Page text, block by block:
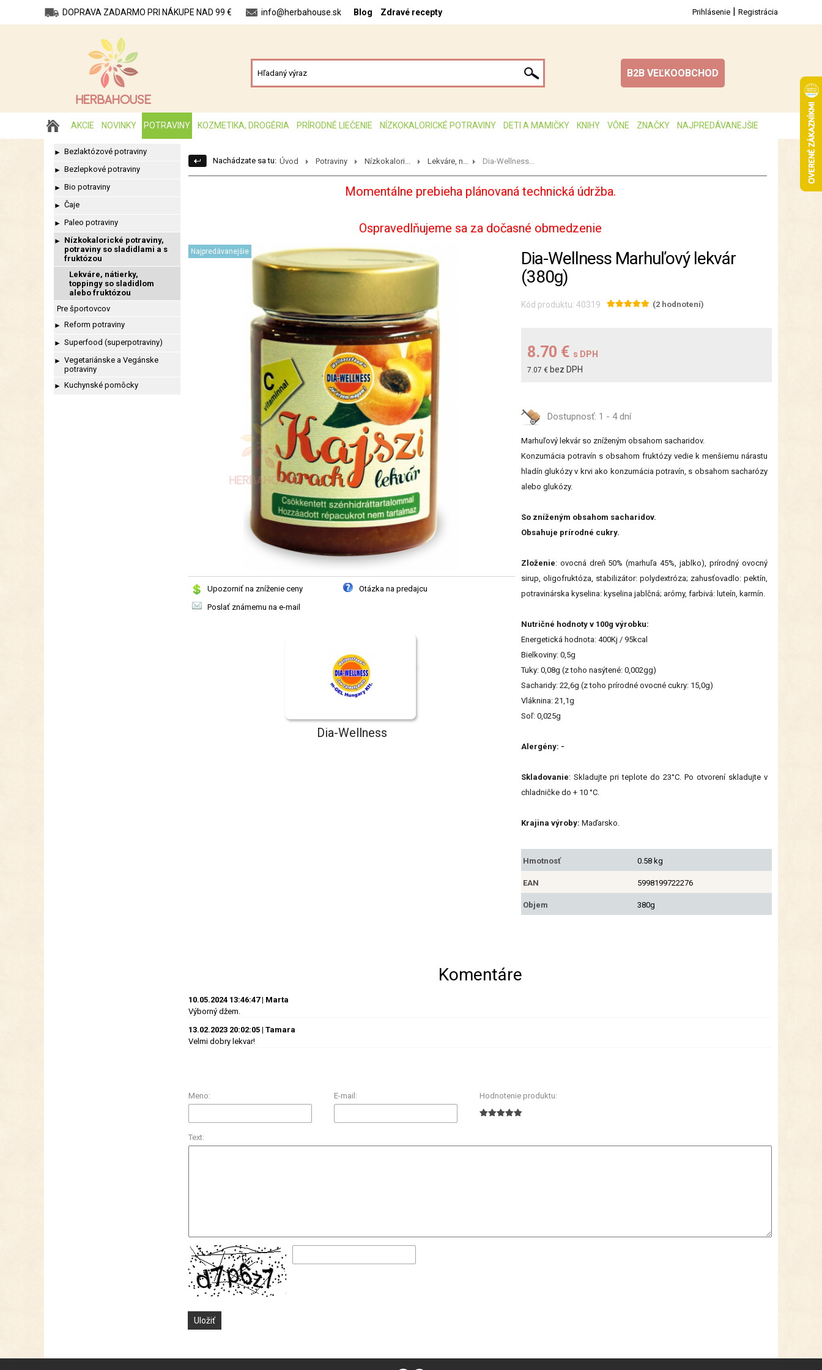
DOPRAVA ZADARMO PRI NÁKUPE NAD 99 € info@herbahouse.sk Blog Zdravé recepty Prihlásenie | Registrácia
B2B VEĽKOOBCHOD
AKCIE NOVINKY POTRAVINY KOZMETIKA, DROGÉRIA PRÍRODNÉ LIEČENIE NÍZKOKALORICKÉ POTRAVINY DETI A MAMIČKY KNIHY VÔNE ZNAČKY NAJPREDÁVANEJŠIE
► Bezlaktózové potraviny
► Bezlepkové potraviny
► Bio potraviny
► Čaje
► Paleo potraviny
► Nízkokalorické potraviny,
potraviny so sladidlami a s
fruktózou
Lekváre, nátierky,
toppingy so sladidlom
alebo fruktózou
Pre športovcov
► Reform potraviny
► Superfood (superpotraviny)
► Vegetariánske a Vegánske
potraviny
► Kuchynské pomôcky
Nachádzate sa tu: Úvod Potraviny Nízkokalori... Lekváre, n... Dia-Wellness...
Momentálne prebieha plánovaná technická údržba.
Ospravedlňujeme sa za dočasné obmedzenie
Najpredávanejšie
Upozorniť na zníženie ceny
Otázka na predajcu
Poslať známemu na e-mail
Dia-Wellness
Dia-Wellness Marhuľový lekvár
(380g)
Kód produktu: 40319 (2 hodnotení)
8.70 € s DPH
7.07 € bez DPH
Dostupnosť: 1 - 4 dní
Marhuľový lekvár so zníženým obsahom sacharidov.
Konzumácia potravín s obsahom fruktózy vedie k menšiemu nárastu
hladín glukózy v krvi ako konzumácia potravín, s obsahom sacharózy
alebo glukózy.
So zníženým obsahom sacharidov.
Obsahuje prírodné cukry.
Zloženie: ovocná dreň 50% (marhuľa 45%, jablko), prírodný ovocný
sirup, oligofruktóza, stabilizátor: polydextróza; zahusťovadlo: pektín,
potravinárska kyselina: kyselina jablčná; arómy, farbivá: luteín, karmín.
Nutričné hodnoty v 100g výrobku:
Energetická hodnota: 400Kj / 95kcal
Bielkoviny: 0,5g
Tuky: 0,08g (z toho nasýtené: 0,002gg)
Sacharidy: 22,6g (z toho prírodné ovocné cukry: 15,0g)
Vláknina: 21,1g
Soľ: 0,025g
Alergény: -
Skladovanie: Skladujte pri teplote do 23°C. Po otvorení skladujte v
chladničke do + 10 °C.
Krajina výroby: Maďarsko.
Hmotnosť 0.58 kg
EAN 5998199722276
Objem 380g
Komentáre
10.05.2024 13:46:47 | Marta
Výborný džem.
13.02.2023 20:02:05 | Tamara
Velmi dobry lekvar!
Meno: E-mail: Hodnotenie produktu:
Text: